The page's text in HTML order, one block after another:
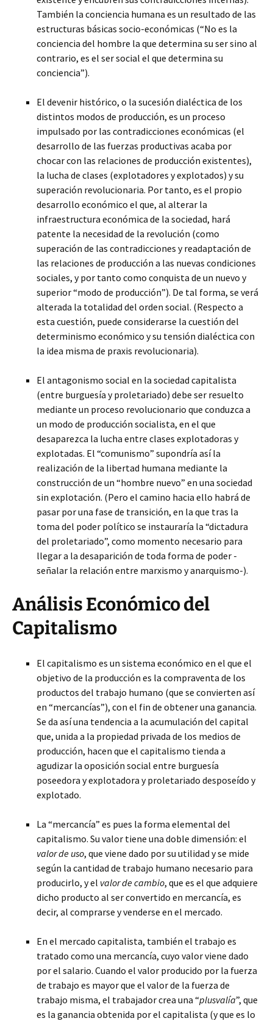
También la conciencia humana es un resultado de las
estructuras básicas socio-económicas (“No es la
conciencia del hombre la que determina su ser sino al
contrario, es el ser social el que determina su
conciencia”).
El devenir histórico, o la sucesión dialéctica de los
distintos modos de producción, es un proceso
impulsado por las contradicciones económicas (el
desarrollo de las fuerzas productivas acaba por
chocar con las relaciones de producción existentes),
la lucha de clases (explotadores y explotados) y su
superación revolucionaria. Por tanto, es el propio
desarrollo económico el que, al alterar la
infraestructura económica de la sociedad, hará
patente la necesidad de la revolución (como
superación de las contradicciones y readaptación de
las relaciones de producción a las nuevas condiciones
sociales, y por tanto como conquista de un nuevo y
superior “modo de producción”). De tal forma, se verá
alterada la totalidad del orden social. (Respecto a
esta cuestión, puede considerarse la cuestión del
determinismo económico y su tensión dialéctica con
la idea misma de praxis revolucionaria).
El antagonismo social en la sociedad capitalista
(entre burguesía y proletariado) debe ser resuelto
mediante un proceso revolucionario que conduzca a
un modo de producción socialista, en el que
desaparezca la lucha entre clases explotadoras y
explotadas. El “comunismo” supondría así la
realización de la libertad humana mediante la
construcción de un “hombre nuevo” en una sociedad
sin explotación. (Pero el camino hacia ello habrá de
pasar por una fase de transición, en la que tras la
toma del poder político se instauraría la “dictadura
del proletariado”, como momento necesario para
llegar a la desaparición de toda forma de poder -
señalar la relación entre marxismo y anarquismo-).
Análisis Económico del
Capitalismo
El capitalismo es un sistema económico en el que el
objetivo de la producción es la compraventa de los
productos del trabajo humano (que se convierten así
en “mercancías”), con el fin de obtener una ganancia.
Se da así una tendencia a la acumulación del capital
que, unida a la propiedad privada de los medios de
producción, hacen que el capitalismo tienda a
agudizar la oposición social entre burguesía
poseedora y explotadora y proletariado desposeído y
explotado.
La “mercancía” es pues la forma elemental del
capitalismo. Su valor tiene una doble dimensión: el
valor de uso, que viene dado por su utilidad y se mide
según la cantidad de trabajo humano necesario para
producirlo, y el valor de cambio, que es el que adquiere
dicho producto al ser convertido en mercancía, es
decir, al comprarse y venderse en el mercado.
En el mercado capitalista, también el trabajo es
tratado como una mercancía, cuyo valor viene dado
por el salario. Cuando el valor producido por la fuerza
de trabajo es mayor que el valor de la fuerza de
trabajo misma, el trabajador crea una “plusvalía”, que
es la ganancia obtenida por el capitalista (y que es lo